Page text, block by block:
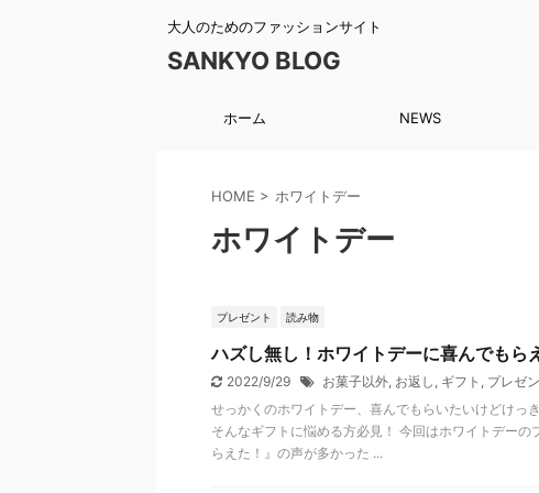
大人のためのファッションサイト
SANKYO BLOG
ホーム NEWS
HOME > ホワイトデー
ホワイトデー
プレゼント 読み物
ハズし無し！ホワイトデーに喜んでもら
2022/9/29 お菓子以外, お返し , ギフト , プレゼ
せっかくのホワイトデー、喜んでもらいたいけどけっ
そんなギフトに悩める方必見！ 今回はホワイトデー
らえた！』の声が多かった ...